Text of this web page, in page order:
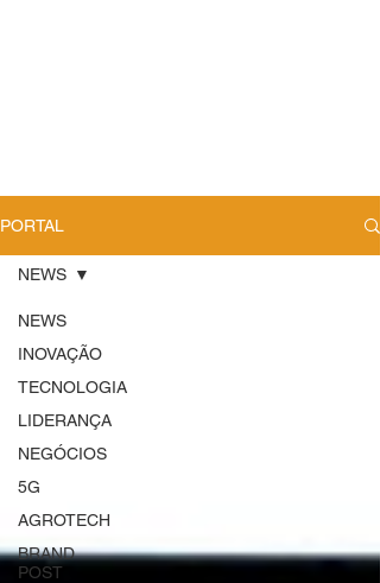
PORTAL
NEWS
INOVAÇÃO
TECNOLOGIA
LIDERANÇA
NEGÓCIOS
5G
AGROTECH
BRAND
POST
NEWS